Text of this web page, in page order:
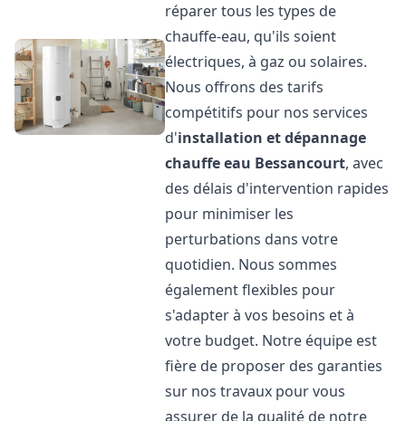
réparer tous les types de
chauffe-eau, qu'ils soient
électriques, à gaz ou solaires.
Nous offrons des tarifs
compétitifs pour nos services
d'installation et dépannage
chauffe eau Bessancourt, avec
des délais d'intervention rapides
pour minimiser les
perturbations dans votre
quotidien. Nous sommes
également flexibles pour
s'adapter à vos besoins et à
votre budget. Notre équipe est
fière de proposer des garanties
sur nos travaux pour vous
assurer de la qualité de notre